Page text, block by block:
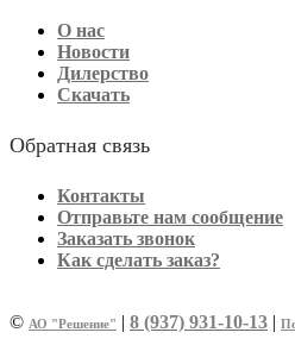
О нас
Новости
Дилерство
Скачать
Обратная связь
Контакты
Отправьте нам сообщение
Заказать звонок
Как сделать заказ?
© АО "Решение" | 8 (937) 931-10-13 |